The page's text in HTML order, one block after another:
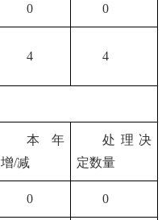
0 0
4 4
本年
增/减
处理决
定数量
0 0